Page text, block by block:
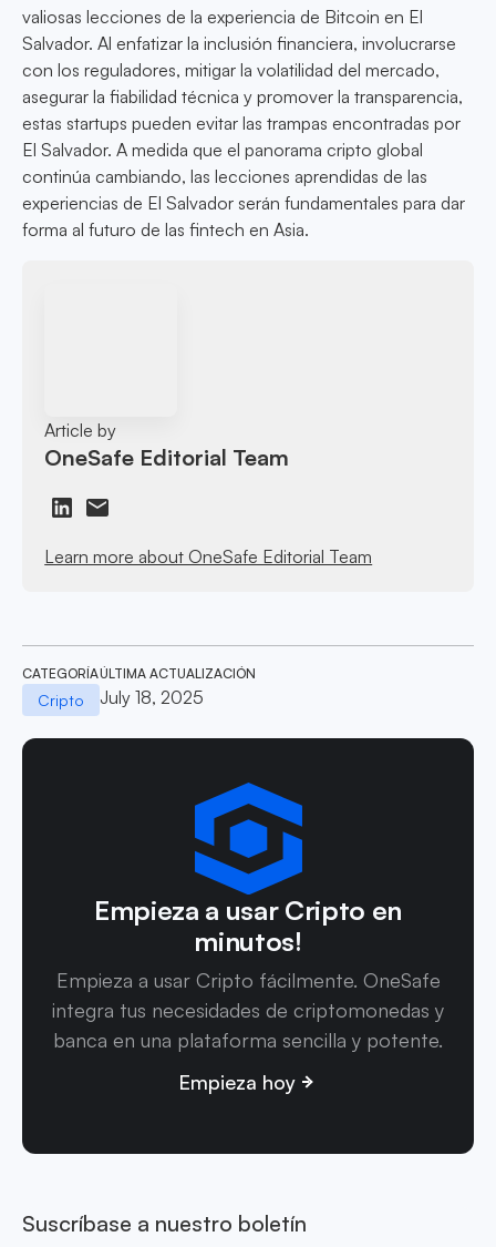
valiosas lecciones de la experiencia de Bitcoin en El
Salvador. Al enfatizar la inclusión financiera, involucrarse
con los reguladores, mitigar la volatilidad del mercado,
asegurar la fiabilidad técnica y promover la transparencia,
estas startups pueden evitar las trampas encontradas por
El Salvador. A medida que el panorama cripto global
continúa cambiando, las lecciones aprendidas de las
experiencias de El Salvador serán fundamentales para dar
forma al futuro de las fintech en Asia.
Article by
OneSafe Editorial Team
Learn more about OneSafe Editorial Team
CATEGORÍA
Cripto
ÚLTIMA ACTUALIZACIÓN
July 18, 2025
Empieza a usar Cripto en
minutos!
Empieza a usar Cripto fácilmente. OneSafe
integra tus necesidades de criptomonedas y
banca en una plataforma sencilla y potente.
Empieza hoy
Suscríbase a nuestro boletín